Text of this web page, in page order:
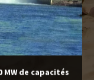
MW de capacités